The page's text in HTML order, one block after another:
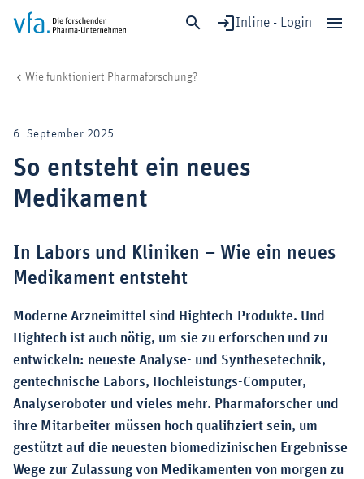
Inline - Login
Gesundheit & Versorgung
Wirtschaft & Standort
Digitalisierung & KI
Verband & Mitglieder
Mitglied werden!
Wie funktioniert Pharmaforschung?
6. September 2025
So entsteht ein neues
Medikament
In Labors und Kliniken – Wie ein neues
Medikament entsteht
Moderne Arzneimittel sind Hightech-Produkte. Und
Hightech ist auch nötig, um sie zu erforschen und zu
entwickeln: neueste Analyse- und Synthesetechnik,
gentechnische Labors, Hochleistungs-Computer,
Analyseroboter und vieles mehr. Pharmaforscher und
ihre Mitarbeiter müssen hoch qualifiziert sein, um
gestützt auf die neuesten biomedizinischen Ergebnisse
Wege zur Zulassung von Medikamenten von morgen zu